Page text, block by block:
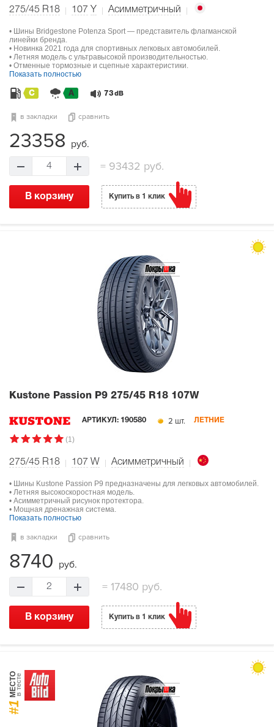
275/45 R18 107 Y Асимметричный
• Шины Bridgestone Potenza Sport — представитель флагманской
линейки бренда.
• Новинка 2021 года для спортивных легковых автомобилей.
• Летняя модель с ультравысокой производительностью.
• Отменные тормозные и сцепные характеристики.
Показать полностью
C A 73 dB
в закладки сравнить
23358 руб.
4 =93432 руб.
В корзину Купить в 1 клик
Kustone Passion P9 275/45 R18 107W
АРТИКУЛ: 190580 2 шт. ЛЕТНИЕ
(1)
275/45 R18 107 W Асимметричный
• Шины Kustone Passion P9 предназначены для легковых автомобилей.
• Летняя высокоскоростная модель.
• Асимметричный рисунок протектора.
• Мощная дренажная система.
Показать полностью
в закладки сравнить
8740 руб.
2 =17480 руб.
В корзину Купить в 1 клик
#1
МЕСТОв тесте